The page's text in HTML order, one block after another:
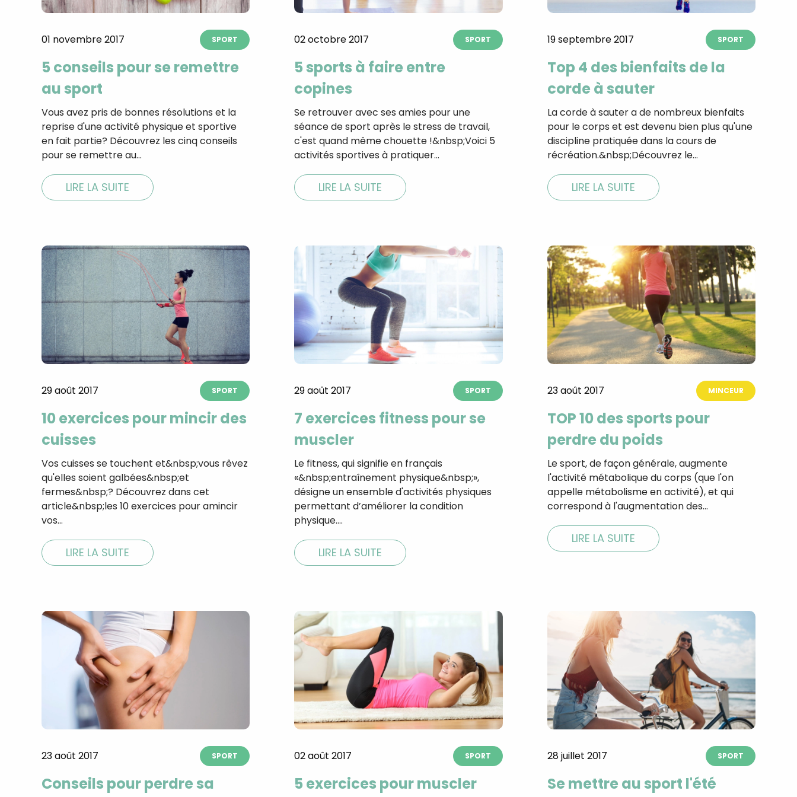
01 novembre 2017 SPORT
5 conseils pour se remettre
au sport
Vous avez pris de bonnes résolutions et la
reprise d'une activité physique et sportive
en fait partie? Découvrez les cinq conseils
pour se remettre au…
LIRE LA SUITE
02 octobre 2017 SPORT
5 sports à faire entre
copines
Se retrouver avec ses amies pour une
séance de sport après le stress de travail,
c'est quand même chouette !&nbsp;Voici 5
activités sportives à pratiquer…
LIRE LA SUITE
19 septembre 2017 SPORT
Top 4 des bienfaits de la
corde à sauter
La corde à sauter a de nombreux bienfaits
pour le corps et est devenu bien plus qu'une
discipline pratiquée dans la cours de
récréation.&nbsp;Découvrez le…
LIRE LA SUITE
29 août 2017 SPORT
10 exercices pour mincir des
cuisses
Vos cuisses se touchent et&nbsp;vous rêvez
qu'elles soient galbées&nbsp;et
fermes&nbsp;? Découvrez dans cet
article&nbsp;les 10 exercices pour amincir
vos…
LIRE LA SUITE
29 août 2017 SPORT
7 exercices fitness pour se
muscler
Le fitness, qui signifie en français
«&nbsp;entraînement physique&nbsp;»,
désigne un ensemble d'activités physiques
permettant d’améliorer la condition
physique.…
LIRE LA SUITE
23 août 2017 MINCEUR
TOP 10 des sports pour
perdre du poids
Le sport, de façon générale, augmente
l'activité métabolique du corps (que l'on
appelle métabolisme en activité), et qui
correspond à l'augmentation des…
LIRE LA SUITE
23 août 2017 SPORT
Conseils pour perdre sa
02 août 2017 SPORT
5 exercices pour muscler
28 juillet 2017 SPORT
Se mettre au sport l'été